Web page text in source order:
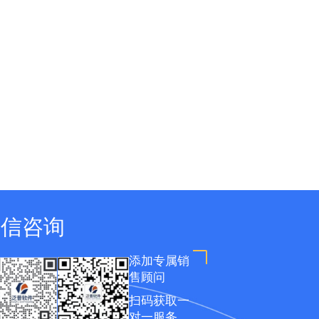
咨询
添加专属销
售顾问
扫码获取一